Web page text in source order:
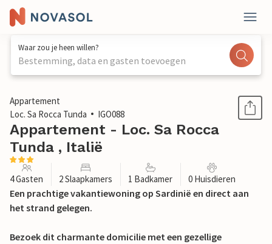
Waar zou je heen willen?
Bestemming, data en gasten toevoegen
1 / 24
Appartement
Loc. Sa Rocca Tunda
IGO088
Appartement - Loc. Sa Rocca
Tunda , Italië
4 Gasten 2 Slaapkamers 1 Badkamer 0 Huisdieren
Een prachtige vakantiewoning op Sardinië en direct aan
het strand gelegen.
Bezoek dit charmante domicilie met een gezellige